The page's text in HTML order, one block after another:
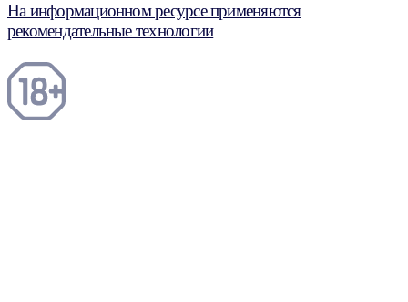
На информационном ресурсе применяются
рекомендательные технологии